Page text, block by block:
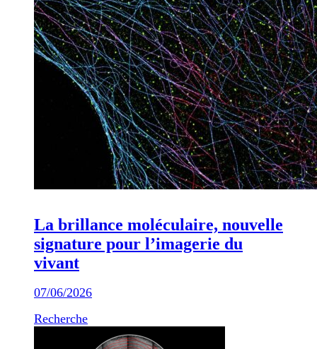
La brillance moléculaire, nouvelle
signature pour l’imagerie du
vivant
07/06/2026
Recherche